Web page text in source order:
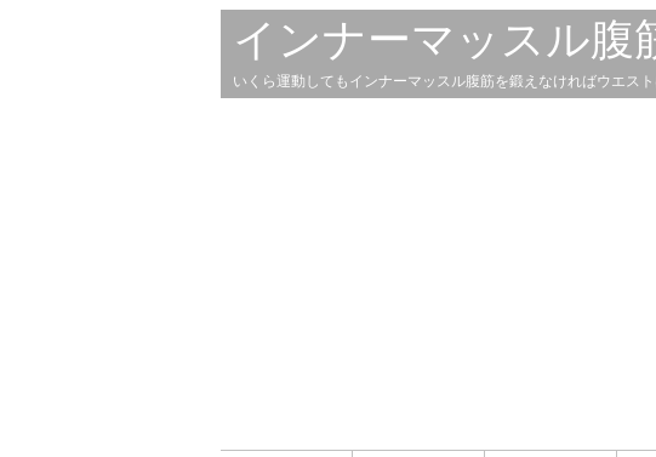
インナーマッスル腹
いくら運動してもインナーマッスル腹筋を鍛えなければウエス